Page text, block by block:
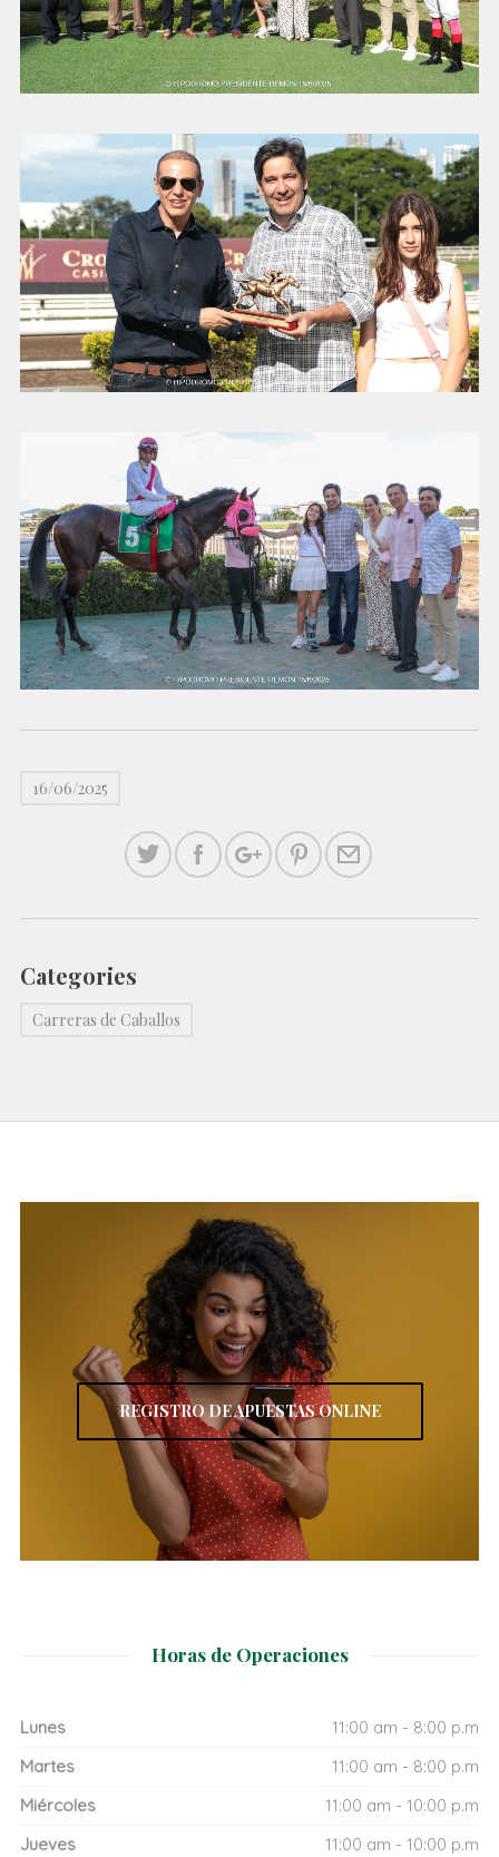
16/06/2025
Categories
Carreras de Caballos
REGISTRO DE APUESTAS ONLINE
Horas de Operaciones
Lunes
11:00 am - 8:00 p.m
Martes
11:00 am - 8:00 p.m
Miércoles
11:00 am - 10:00 p.m
Jueves
11:00 am - 10:00 p.m